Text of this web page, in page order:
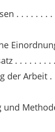
. . . . . . .
. . . . . . . .
der Arbeit .
und